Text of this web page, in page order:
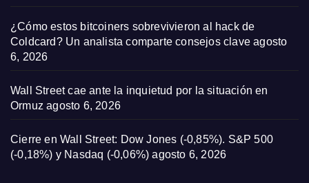
¿Cómo estos bitcoiners sobrevivieron al hack de
Coldcard? Un analista comparte consejos clave agosto
6, 2026
Wall Street cae ante la inquietud por la situación en
Ormuz agosto 6, 2026
Cierre en Wall Street: Dow Jones (-0,85%). S&P 500
(-0,18%) y Nasdaq (-0,06%) agosto 6, 2026